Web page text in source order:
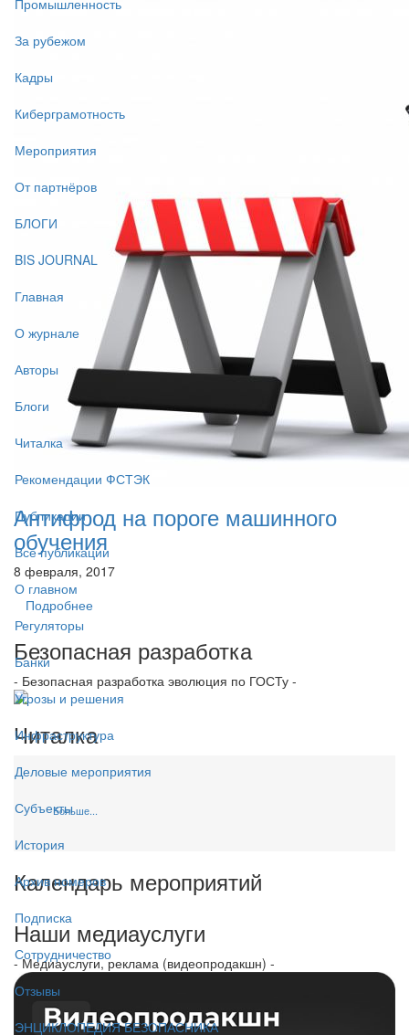
Промышленность
За рубежом
Кадры
Киберграмотность
Мероприятия
От партнёров
БЛОГИ
BIS JOURNAL
Главная
О журнале
Авторы
Блоги
Читалка
Рекомендации ФСТЭК
Публикации
Все публикации
О главном
Регуляторы
Банки
Угрозы и решения
Инфраструктура
Деловые мероприятия
Субъекты
История
Архив номеров
Подписка
Сотрудничество
Отзывы
ЭНЦИКЛОПЕДИЯ БЕЗОПАСНИКА
Антифрод на пороге машинного
обучения
8 февраля, 2017
Подробнее
Безопасная разработка
- Безопасная разработка эволюция по ГОСТу -
Читалка
Больше...
Календарь мероприятий
Наши медиауслуги
- Медиауслуги, реклама (видеопродакшн) -